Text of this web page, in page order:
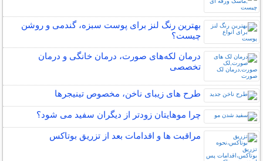
بهترین رنگ لنز برای پوست سبزه، گندمی و روشن
چیست؟
درمان لکه‌های صورت، درمان خانگی و درمان
تخصصی
طرح های زیبای ناخن، مخصوص تینیجرها
چرا موهایتان زودتر از دیگران سفید می شود؟
مراقبت ها و اقدامات بعد از تزریق بوتاکس